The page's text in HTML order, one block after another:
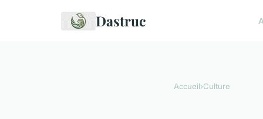
Dastruc
Accueil›Culture